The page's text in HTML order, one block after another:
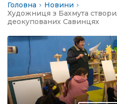
евакуації
новини
Головна
Новини
Художниця з Бахмута
деокупованих Савинцях